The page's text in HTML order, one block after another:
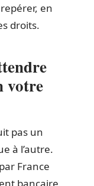
en
droits.
votre
pas un
à l’autre.
France
bancaire